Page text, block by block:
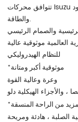
تتوافق محركات Isuzu مع انبعاثات المرحلة الثالثة ، وتوفير الوقود
والطاقة.
والصمام الرئيسي
العالمية موثوقية عالية
للنظام الهيدروليكي
*موثوقية أكبر ومتانة
وعرة وعالية القوة
، والأجزاء الهيكلية دلو
*من الراحة المنسقة
الصلبة ، هادئة ومريحة